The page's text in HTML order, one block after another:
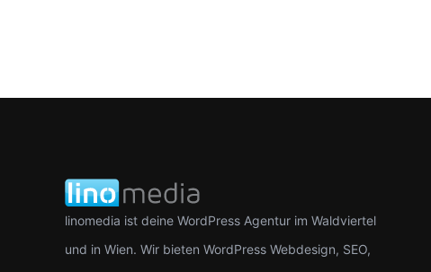
linomedia ist deine WordPress Agentur im Waldviertel
und in Wien. Wir bieten WordPress Webdesign, SEO,